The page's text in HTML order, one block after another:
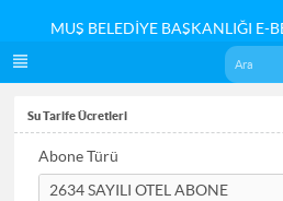
MUŞ BELEDİYE BAŞKANLIĞI E-
Su Tarife Ücretleri
Abone Türü
2634 SAYILI OTEL ABONE